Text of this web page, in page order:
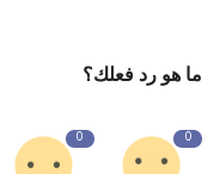
ما هو رد فعلك؟
0
0